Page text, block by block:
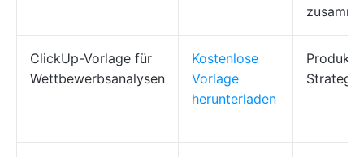
ClickUp-Vorlage für
Wettbewerbsanalysen
Kostenlose
Vorlage
herunterladen